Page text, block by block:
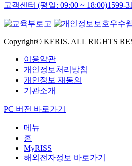
고객센터 (평일: 09:00 ~ 18:00)1599-
Copyright© KERIS. ALL RIGHTS
이용약관
개인정보처리방침
개인정보 재동의
기관소개
PC 버전 바로가기
메뉴
홈
MyRISS
해외전자정보 바로가기